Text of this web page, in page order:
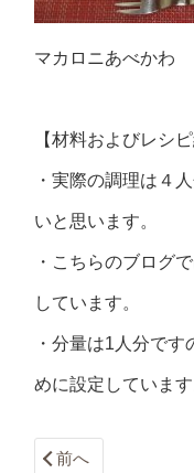
マカロニあべかわ
【材料およびレシ
・実際の調理は４
いと思います。
・こちらのブログ
しています。
・分量は1人分で
めに設定しています
前へ